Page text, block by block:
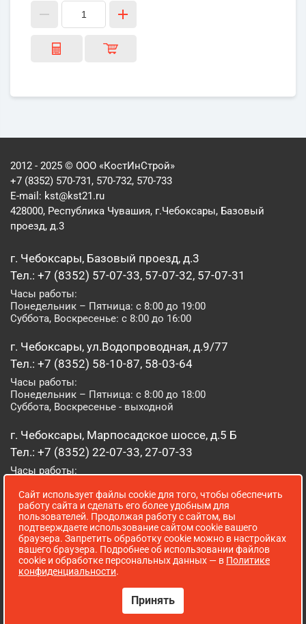
2012 - 2025 © ООО «КостИнСтрой»
+7 (8352) 570-731, 570-732, 570-733
E-mail: kst@kst21.ru
428000, Республика Чувашия, г.Чебоксары, Базовый
проезд, д.3
г. Чебоксары, Базовый проезд, д.3
Тел.: +7 (8352) 57-07-33, 57-07-32, 57-07-31
Часы работы:
Понедельник – Пятница: с 8:00 до 19:00
Суббота, Воскресенье: с 8:00 до 16:00
г. Чебоксары, ул.Водопроводная, д.9/77
Тел.: +7 (8352) 58-10-87, 58-03-64
Часы работы:
Понедельник – Пятница: с 8:00 до 18:00
Суббота, Воскресенье - выходной
г. Чебоксары, Марпосадское шоссе, д.5 Б
Тел.: +7 (8352) 22-07-33, 27-07-33
Часы работы:
Суббота, Воскресенье: с 8:00 до 16:00
г. Йошкар-Ола, ул. Луначарского, д. 52 А
Тел.: (8362) 41-07-31
Часы работы:
Понедельник – Пятница: с 8:00 до 18:00
Сопровождение сайта WebStroy
Сайт использует файлы cookie для того, чтобы обеспечить
работу сайта и сделать его более удобным для
пользователей. Продолжая работу с сайтом, вы
подтверждаете использование сайтом cookie вашего
браузера. Запретить обработку cookie можно в настройках
вашего браузера. Подробнее об использовании файлов
cookie и обработке персональных данных — в Политике
конфиденциальности.
Принять